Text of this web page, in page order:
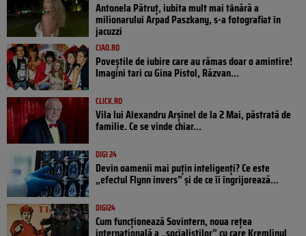
Antonela Pătruț, iubita mult mai tânără a
milionarului Arpad Paszkany, s-a fotografiat în
jacuzzi
CIAO.RO
Poveştile de iubire care au rămas doar o amintire!
Imagini tari cu Gina Pistol, Răzvan...
CLICK.RO
Vila lui Alexandru Arșinel de la 2 Mai, păstrată de
familie. Ce se vinde chiar...
DIGI 24
Devin oamenii mai puțin inteligenți? Ce este
„efectul Flynn invers” și de ce îi îngrijorează...
DIGI24
Cum funcționează Sovintern, noua rețea